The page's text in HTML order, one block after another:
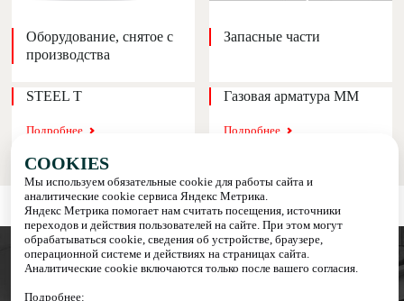
Оборудование, снятое с
производства
Запасные части
STEEL T
Подробнее
Газовая арматура ММ
Подробнее
COOKIES
Мы используем обязательные cookie для работы сайта и
аналитические cookie сервиса Яндекс Метрика.
Яндекс Метрика помогает нам считать посещения, источники
переходов и действия пользователей на сайте. При этом могут
обрабатываться cookie, сведения об устройстве, браузере,
операционной системе и действиях на страницах сайта.
Аналитические cookie включаются только после вашего согласия.
Подробнее: